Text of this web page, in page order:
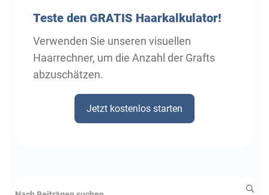
Teste den GRATIS Haarkalkulator!
Verwenden Sie unseren visuellen
Haarrechner, um die Anzahl der Grafts
abzuschätzen.
Jetzt kostenlos starten